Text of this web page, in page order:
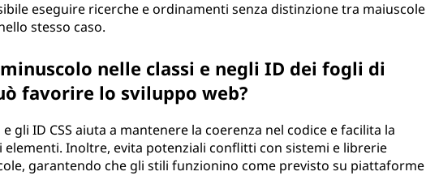
eseguire ricerche e ordinamenti senza distinzione tra maiuscole
stesso caso.
nelle classi e negli ID dei fogli di
favorire lo sviluppo web?
gli ID CSS aiuta a mantenere la coerenza nel codice e facilita la
Inoltre, evita potenziali conflitti con sistemi e librerie
garantendo che gli stili funzionino come previsto su piattaforme